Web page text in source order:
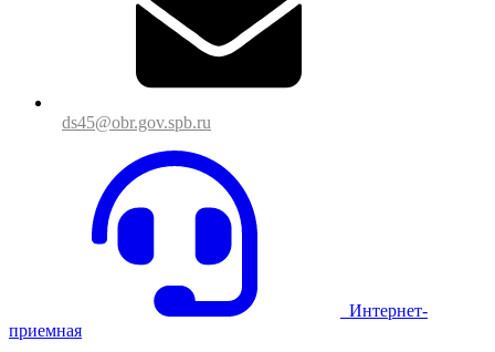
ds45@obr.gov.spb.ru
Интернет-
приемная